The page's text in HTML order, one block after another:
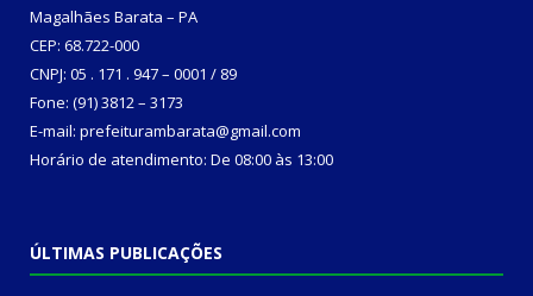
Magalhães Barata – PA
CEP: 68.722-000
CNPJ: 05 . 171 . 947 – 0001 / 89
Fone: (91) 3812 – 3173
E-mail: prefeiturambarata@gmail.com
Horário de atendimento: De 08:00 às 13:00
ÚLTIMAS PUBLICAÇÕES